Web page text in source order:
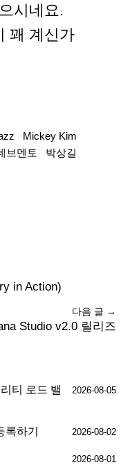
시네요.
꽤 계신가
Mickey Kim
브멘토
박상길
in Action)
다음 글 →
Studio v2.0 릴리즈
티 로드 밸
2026-08-05
하기 2026-08-02
2026-08-01